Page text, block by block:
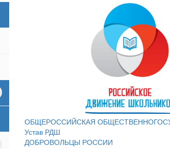
ОБЩЕРОССИЙСКАЯ
Устав РДШ
ДОБРОВОЛЬЦЫ РОССИИ